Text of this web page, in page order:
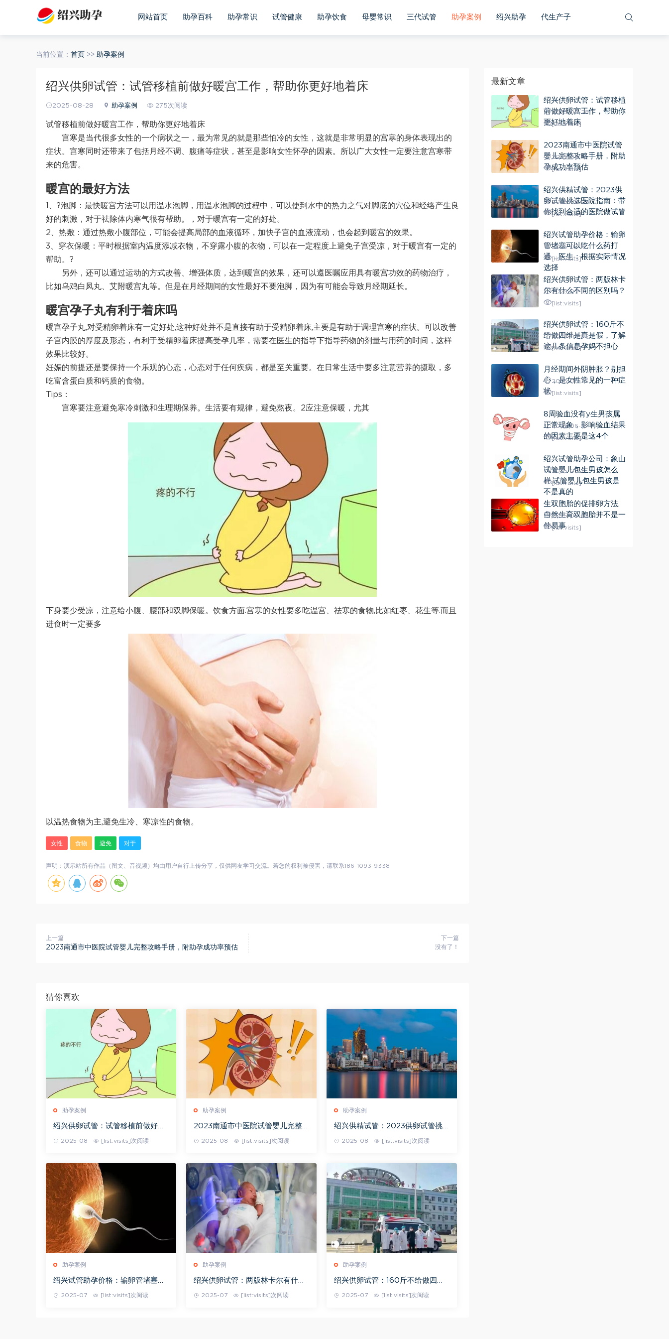
网站首页 助孕百科 助孕常识 试管健康 助孕饮食 母婴常识 三代试管 助孕案例 绍兴助孕 代生产子
当前位置： 首页 >> 助孕案例
绍兴供卵试管：试管移植前做好暖宫工作，帮助你更好地着床
2025-08-28 助孕案例 275次阅读
试管移植前做好暖宫工作，帮助你更好地着床
宫寒是当代很多女性的一个病状之一，最为常见的就是那些怕冷的女性，这就是非常明显的宫寒的身体表现出的
症状。宫寒同时还带来了包括月经不调、腹痛等症状，甚至是影响女性怀孕的因素。所以广大女性一定要注意宫寒带
来的危害。
暖宫的最好方法
1、?泡脚：最快暖宫方法可以用温水泡脚，用温水泡脚的过程中，可以使到水中的热力之气对脚底的穴位和经络产生良
好的刺激，对于祛除体内寒气很有帮助。，对于暖宫有一定的好处。
2、热敷：通过热敷小腹部位，可能会提高局部的血液循环，加快子宫的血液流动，也会起到暖宫的效果。
3、穿衣保暖：平时根据室内温度添减衣物，不穿露小腹的衣物，可以在一定程度上避免子宫受凉，对于暖宫有一定的
帮助。?
另外，还可以通过运动的方式改善、增强体质，达到暖宫的效果，还可以遵医嘱应用具有暖宫功效的药物治疗，
比如乌鸡白凤丸、艾附暖宫丸等。但是在月经期间的女性最好不要泡脚，因为有可能会导致月经期延长。
暖宫孕子丸有利于着床吗
暖宫孕子丸,对受精卵着床有一定好处,这种好处并不是直接有助于受精卵着床,主要是有助于调理宫寒的症状。可以改善
子宫内膜的厚度及形态，有利于受精卵着床提高受孕几率，需要在医生的指导下指导药物的剂量与用药的时间，这样
效果比较好。
妊娠的前提还是要保持一个乐观的心态，心态对于任何疾病，都是至关重要。在日常生活中要多注意营养的摄取，多
吃富含蛋白质和钙质的食物。
Tips：
宫寒要注意避免寒冷刺激和生理期保养。生活要有规律，避免熬夜。2应注意保暖，尤其
下身要少受凉，注意给小腹、腰部和双脚保暖。饮食方面.宫寒的女性要多吃温宫、祛寒的食物,比如红枣、花生等.而且
进食时一定要多
以温热食物为主,避免生冷、寒凉性的食物。
女性 食物 避免 对于
声明：演示站所有作品（图文、音视频）均由用户自行上传分享，仅供网友学习交流。若您的权利被侵害，请联系186-1093-9338
上一篇
2023南通市中医院试管婴儿完整攻略手册，附助孕成功率预估
下一篇
没有了！
猜你喜欢
助孕案例
绍兴供卵试管：试管移植前做好暖
宫工作，帮助你更好地着床
2025-08 [list:visits]次阅读
助孕案例
2023南通市中医院试管婴儿完整
攻略手册，附助孕成功率预估
2025-08 [list:visits]次阅读
助孕案例
绍兴供精试管：2023供卵试管挑
选医院指南：带你找到合适的医院
2025-08 [list:visits]次阅读
助孕案例
绍兴试管助孕价格：输卵管堵塞可
以吃什么药打通，医生：根据实际
2025-07 [list:visits]次阅读
助孕案例
绍兴供卵试管：两版林卡尔有什么
2025-07 [list:visits]次阅读
助孕案例
绍兴供卵试管：160斤不给做四维
是真是假，了解这几条信息孕妈不
2025-07 [list:visits]次阅读
最新文章
绍兴供卵试管：试管移植
前做好暖宫工作，帮助你
更好地着床
2025-08-28
[list:visits]
2023南通市中医院试管
婴儿完整攻略手册，附助
孕成功率预估
2025-08-13
[list:visits]
绍兴供精试管：2023供
卵试管挑选医院指南：带
你找到合适的医院做试管
2025-08-06
[list:visits]
绍兴试管助孕价格：输卵
管堵塞可以吃什么药打
通，医生：根据实际情况
选择
2025-07-15
[list:visits]
绍兴供卵试管：两版林卡
尔有什么不同的区别吗？
2025-07-10
[list:visits]
绍兴供卵试管：160斤不
给做四维是真是假，了解
这几条信息孕妈不担心
2025-07-02
[list:visits]
月经期间外阴肿胀？别担
心，是女性常见的一种症
状
2025-06-25
[list:visits]
8周验血没有y生男孩属
正常现象，影响验血结果
的因素主要是这4个
2025-06-18
[list:visits]
绍兴试管助孕公司：象山
试管婴儿包生男孩怎么
样,试管婴儿包生男孩是
不是真的
2025-06-11
[list:visits]
生双胞胎的促排卵方法,
自然生育双胞胎并不是一
件易事
2025-06-05
[list:visits]